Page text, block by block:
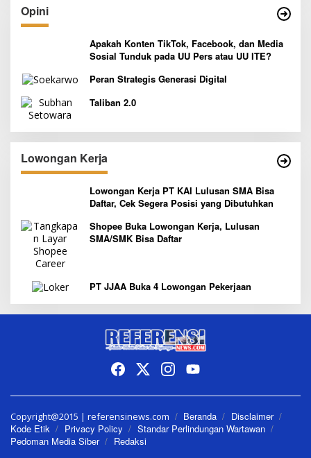
Opini
Apakah Konten TikTok, Facebook, dan Media
Sosial Tunduk pada UU Pers atau UU ITE?
Peran Strategis Generasi Digital
Taliban 2.0
Lowongan Kerja
Lowongan Kerja PT KAI Lulusan SMA Bisa
Daftar, Cek Segera Posisi yang Dibutuhkan
Shopee Buka Lowongan Kerja, Lulusan
SMA/SMK Bisa Daftar
PT JJAA Buka 4 Lowongan Pekerjaan
Copyright@2015 | referensinews.com Beranda
Disclaimer
Kode Etik
Privacy Policy
Standar Perlindungan Wartawan
Pedoman Media Siber
Redaksi